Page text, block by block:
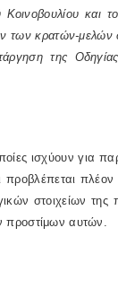
και
των κρατών-
της
ισχύουν για
προβλέπεται
στοιχείων
προστίμων αυτών.